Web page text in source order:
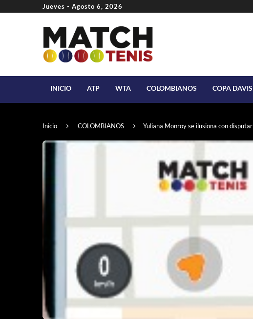
Jueves - Agosto 6, 2026
INICIO ATP WTA COLOMBIANOS COPA DAVIS
Inicio COLOMBIANOS Yuliana Monroy se ilusiona con